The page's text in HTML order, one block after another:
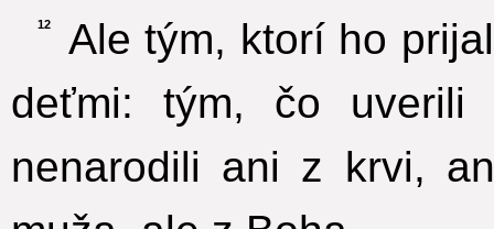
12
Ale tým, ktorí ho
deťmi: tým, čo uverili
nenarodili ani z krvi,